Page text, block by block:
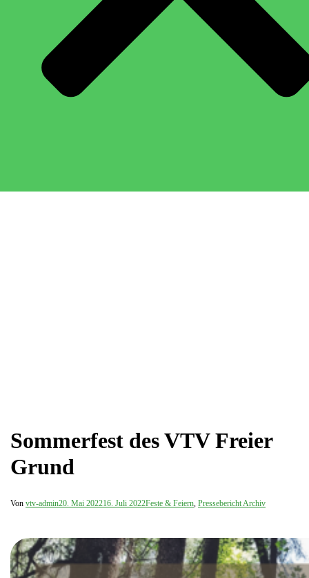
Sommerfest des VTV Freier
Grund
Von vtv-admin20. Mai 202216. Juli 2022Feste & Feiern, Pressebericht Archiv